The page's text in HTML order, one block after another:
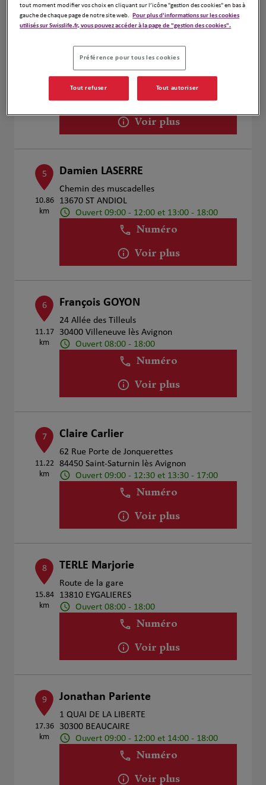
Place de La Croix
30400 VILLENEUVE LES AVIGNON
Numéro
Voir plus
5
10.86
km
Damien LASERRE
Chemin des muscadelles
13670 ST ANDIOL
Ouvert 09:00 - 12:00 et 13:00 - 18:00
Numéro
Voir plus
6
11.17
km
François GOYON
24 Allée des Tilleuls
30400 Villeneuve lès Avignon
Ouvert 08:00 - 18:00
Numéro
Voir plus
7
11.22
km
Claire Carlier
62 Rue Porte de Jonquerettes
84450 Saint-Saturnin lès Avignon
Ouvert 09:00 - 12:30 et 13:30 - 17:00
Numéro
Voir plus
8
15.84
km
TERLE Marjorie
Route de la gare
13810 EYGALIERES
Ouvert 08:00 - 18:00
Numéro
Voir plus
9
17.36
km
Jonathan Pariente
1 QUAI DE LA LIBERTE
30300 BEAUCAIRE
Ouvert 09:00 - 12:00 et 14:00 - 18:00
Numéro
Voir plus
tout moment modifier vos choix en cliquant sur l’icône "gestion des cookies" en bas à
gauche de chaque page de notre site web. Pour plus d'informations sur les cookies
utilisés sur Swisslife.fr, vous pouvez accéder à la page de "gestion des cookies".
Préférence pour tous les cookies
Tout refuser Tout autoriser